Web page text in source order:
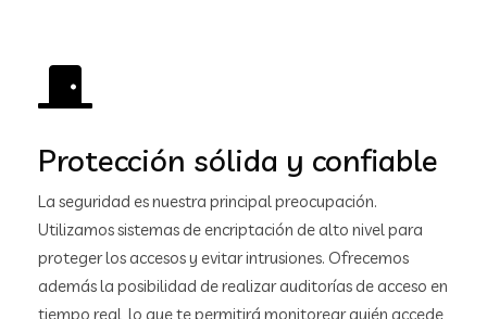
Protección sólida y confiable
La seguridad es nuestra principal preocupación.
Utilizamos sistemas de encriptación de alto nivel para
proteger los accesos y evitar intrusiones. Ofrecemos
además la posibilidad de realizar auditorías de acceso en
tiempo real, lo que te permitirá monitorear quién accede